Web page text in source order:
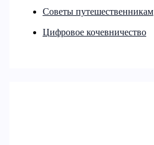
Советы путешественникам
Цифровое кочевничество